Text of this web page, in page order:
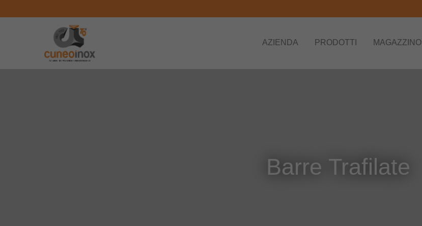
AZIENDA PRODOTTI MAGAZZINO
Barre Trafilate